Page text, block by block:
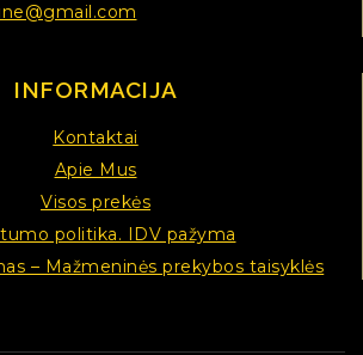
INFORMACIJA
Kontaktai
Apie Mus
Visos prekės
politika. IDV pažyma
– Mažmeninės prekybos taisyklės